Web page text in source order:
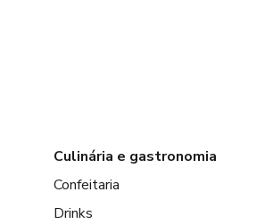
Culinária e gastronomia
Confeitaria
Drinks